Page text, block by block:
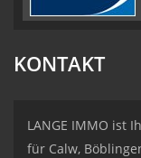
KONTAKT
LANGE IMMO ist
für Calw,